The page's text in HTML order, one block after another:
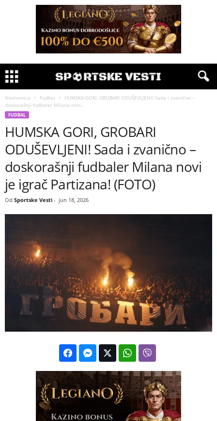
Naslovnica Fudbal
HUMSKA GORI, GROBARI ODUŠEVLJENI! Sada i zvanično –
doskorašnji fudbaler Milana novi...
FUDBAL
HUMSKA GORI, GROBARI
ODUŠEVLJENI! Sada i zvanično –
doskorašnji fudbaler Milana novi
je igrač Partizana! (FOTO)
Od Sportske Vesti - jun 18, 2026